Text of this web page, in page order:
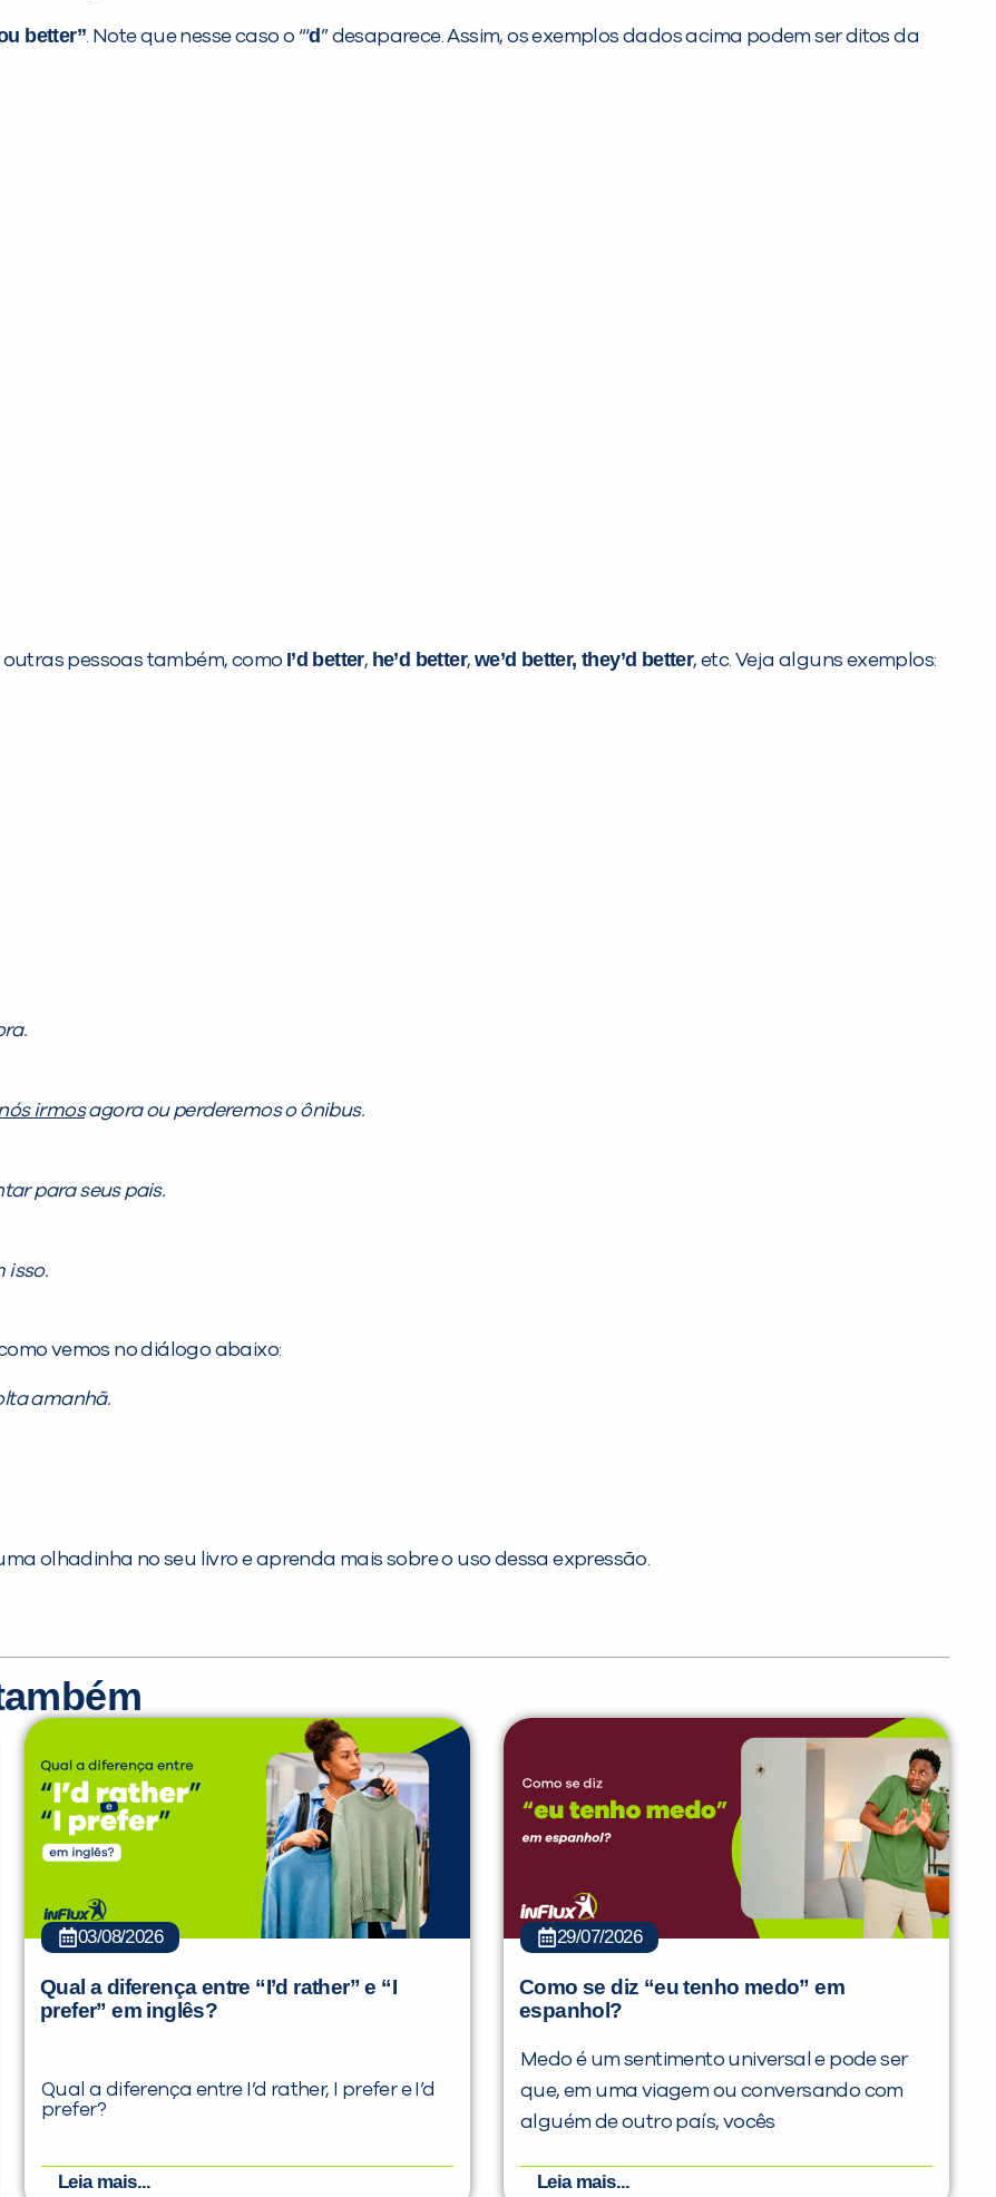
better”. Note que nesse caso o “‘d ” desaparece. Assim, os exemplos dados acima podem ser ditos da
pessoas também, como I’d better, he’d better, we’d better, they’d better, etc. Veja alguns exemplos:
irmosagora ou perderemos o ônibus.
para seus pais.
isso.
vemos no diálogo abaixo:
amanhã.
olhadinha no seu livro e aprenda mais sobre o uso dessa expressão.
03/08/2026
Qual a diferença entre “I’d rather” e “I
prefer” em inglês?
Qual a diferença entre I’d rather, I prefer e I’d
prefer?
Leia mais...
29/07/2026
Como se diz “eu tenho medo” em
espanhol?
Medo é um sentimento universal e pode ser
que, em uma viagem ou conversando com
alguém de outro país, vocês
Leia mais...